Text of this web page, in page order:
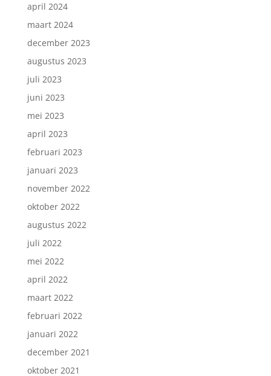
april 2024
maart 2024
december 2023
augustus 2023
juli 2023
juni 2023
mei 2023
april 2023
februari 2023
januari 2023
november 2022
oktober 2022
augustus 2022
juli 2022
mei 2022
april 2022
maart 2022
februari 2022
januari 2022
december 2021
oktober 2021